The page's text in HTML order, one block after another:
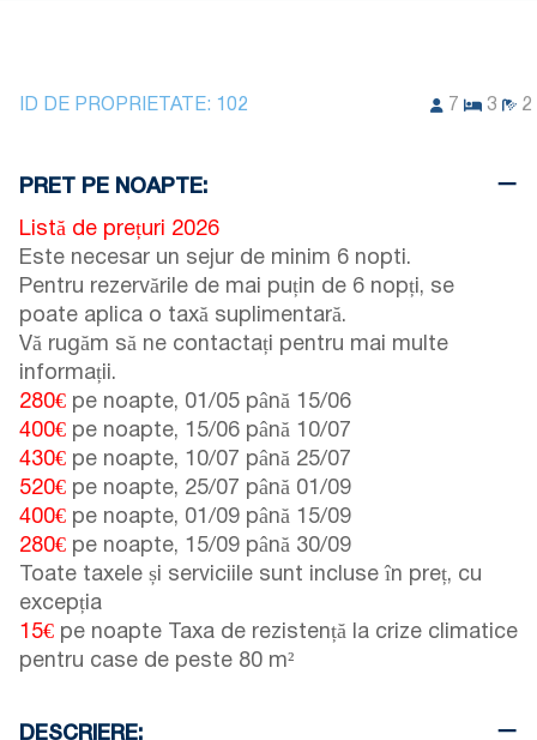
ID DE PROPRIETATE: 102 7 3 2
PRET PE NOAPTE:
Listă de prețuri 2026
Este necesar un sejur de minim 6 nopti.
Pentru rezervările de mai puțin de 6 nopți, se
poate aplica o taxă suplimentară.
Vă rugăm să ne contactați pentru mai multe
informații.
280€ pe noapte, 01/05 până 15/06
400€ pe noapte, 15/06 până 10/07
430€ pe noapte, 10/07 până 25/07
520€ pe noapte, 25/07 până 01/09
400€ pe noapte, 01/09 până 15/09
280€ pe noapte, 15/09 până 30/09
Toate taxele și serviciile sunt incluse în preț, cu
excepția
15€ pe noapte Taxa de rezistență la crize climatice
pentru case de peste 80 m²
DESCRIERE: